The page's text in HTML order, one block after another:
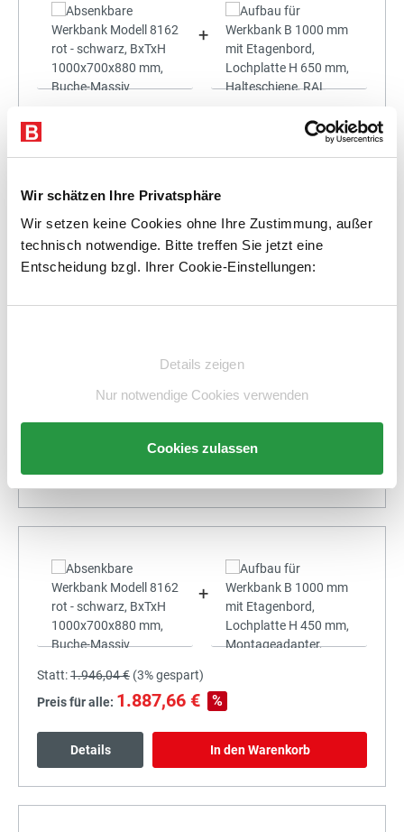
Wir schätzen Ihre Privatsphäre
Wir setzen keine Cookies ohne Ihre Zustimmung, außer
technisch notwendige. Bitte treffen Sie jetzt eine
Entscheidung bzgl. Ihrer Cookie-Einstellungen:
Details zeigen
Nur notwendige Cookies verwenden
Cookies zulassen
+
Preis für alle:
Details In den Warenkorb
1.851,75 €(3%gespart)
Preis für alle:1.796,20 € %
+
Statt:1.946,04 € (3%gespart)
Preis für alle: 1.887,66 € %
Details In den Warenkorb